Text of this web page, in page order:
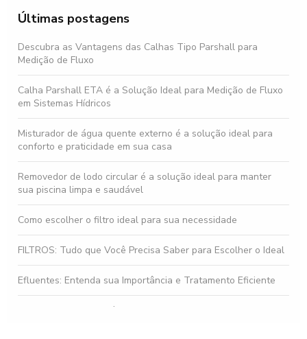
Últimas postagens
Descubra as Vantagens das Calhas Tipo Parshall para
Medição de Fluxo
Calha Parshall ETA é a Solução Ideal para Medição de Fluxo
em Sistemas Hídricos
Misturador de água quente externo é a solução ideal para
conforto e praticidade em sua casa
Removedor de lodo circular é a solução ideal para manter
sua piscina limpa e saudável
Como escolher o filtro ideal para sua necessidade
FILTROS: Tudo que Você Precisa Saber para Escolher o Ideal
Efluentes: Entenda sua Importância e Tratamento Eficiente
Gestão de Efluentes é Fundamental para a Sustentabilidade